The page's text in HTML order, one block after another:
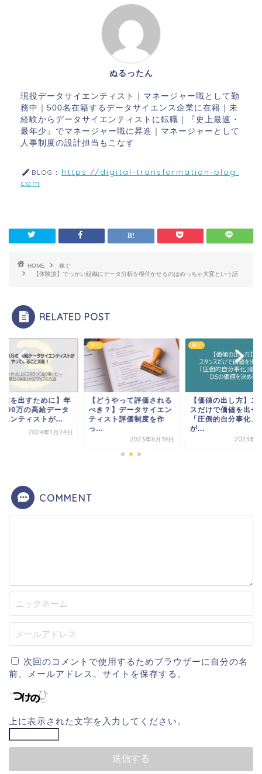
ぬるったん
現役データサイエンティスト｜マネージャー職として勤
務中｜500名在籍するデータサイエンス企業に在籍｜未
経験からデータサイエンティストに転職｜『史上最速・
最年少』でマネージャー職に昇進｜マネージャーとして
人事制度の設計担当もこなす
BLOG： https://digital-transformation-blog.
com
HOME
稼ぐ
【体験談】でっかい組織にデータ分析を根付かせるのはめっちゃ大変という話
RELATED POST
値を出すために】年
万の高給データ
エンティストが...
2024年1月24日
稼ぐ
【どうやって評価される
べき？】データサイエン
ティスト評価制度を作
っ...
2023年6月19日
稼ぐ
【価値の出し方】ス
スだけで価値を出せ
「圧倒的自分事化」
が...
2023年6
COMMENT
次回のコメントで使用するためブラウザーに自分の名
前、メールアドレス、サイトを保存する。
上に表示された文字を入力してください。